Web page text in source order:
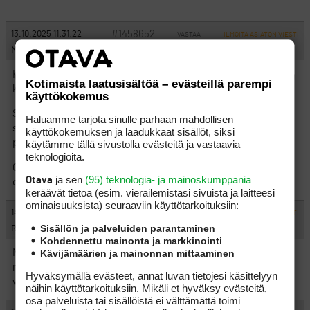
13.10.2025 11:31:22 #1458652 VASTAA ILMOITA ASIATON VIESTI
MarX
Katsastelin Tahkolta kuvattua jaksoa ja kovasti herätti
kysymyksiä ja ihmetystä:
Sekä Gurulla että Artulla oli haasteita olkapään kanssa. Ei kai
siellä opeteta tekniikkaa, joka voi vaurioittaa olkapäätä ja
pelaaminen vaikeutuu
Onnekseni en ole ottannu tunteja sellaisilta opettajilta, jonka
oppien jälkeen tulee terveyshaasteita..
14.10.2025 01:11:37 #1458658 ILMOITA ASIATON VIESTI
Range
Ne kohdat (tämän vuoden aikana) eri jaksoista mitkä minä olen
nähnyt, niin Artun lyötyä huonosti, on selityksenä ollut aina tuo
vihlova olkapää.
Kotimaista laatusisältöä – evästeillä parempi
käyttökokemus
Haluamme tarjota sinulle parhaan mahdollisen
käyttökokemuksen ja laadukkaat sisällöt, siksi
käytämme tällä sivustolla evästeitä ja vastaavia
teknologioita.
Otava ja sen (95) teknologia- ja mainoskumppania
keräävät tietoa (esim. vierailemis­tasi sivuista ja laitteesi
ominaisuuk­sista) seuraaviin käyttötarkoituksiin:
Sisällön ja palveluiden parantaminen
Kohdennettu mainonta ja markkinointi
Kävijämäärien ja mainonnan mittaaminen
Hyväksymällä evästeet, annat luvan tietojesi käsittelyyn
näihin käyttötarkoituksiin. Mikäli et hyväksy evästeitä,
osa palveluista tai sisällöistä ei välttämättä toimi